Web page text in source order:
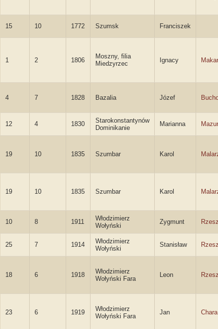
15 10 1772 Szumsk Franciszek
1 2 1806
Moszny, filia
Miedzyrzec
Ignacy
4 7 1828 Bazalia Józef
12 4 1830
Starokonstantynów
Dominikanie
Marianna Mazur
19 10 1835 Szumbar Karol
19 10 1835 Szumbar Karol
10 8 1911
Włodzimierz
Wołyński
Zygmunt
25 7 1914
Włodzimierz
Wołyński
Stanisław
18 6 1918
Włodzimierz
Wołyński Fara
Leon
23 6 1919
Włodzimierz
Wołyński Fara
Jan Chara